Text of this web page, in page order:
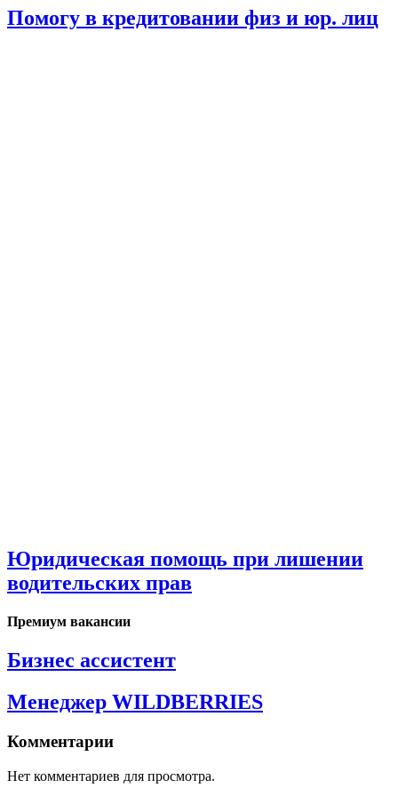
Помогу в кредитовании физ и юр. лиц
Юридическая помощь при лишении
водительских прав
Премиум вакансии
Бизнес ассистент
Менеджер WILDBERRIES
Комментарии
Нет комментариев для просмотра.